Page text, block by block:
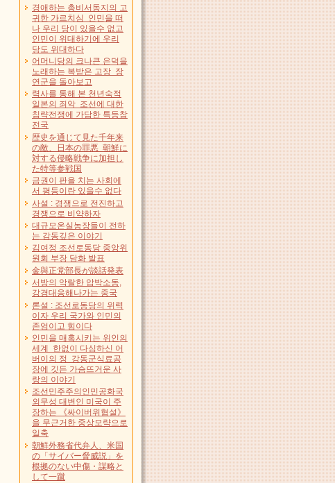
경애하는 총비서동지의 고
귀한 가르치심 인민을 떠
나 우리 당이 있을수 없고
인민이 위대하기에 우리
당도 위대하다
어머니당의 크나큰 은덕을
노래하는 복받은 고장 장
연군을 돌아보고
력사를 통해 본 천년숙적
일본의 죄악 조선에 대한
침략전쟁에 가담한 특등참
전국
歴史を通じて見た千年来
の敵、日本の罪悪 朝鮮に
対する侵略戦争に加担し
た特等参戦国
금권이 판을 치는 사회에
서 평등이란 있을수 없다
사설 : 경쟁으로 전진하고
경쟁으로 비약하자
대규모온실농장들이 전하
는 감동깊은 이야기
김여정 조선로동당 중앙위
원회 부장 담화 발표
金與正党部長が談話発表
서방의 악랄한 압박소동,
강경대응해나가는 중국
론설 : 조선로동당의 위력
이자 우리 국가와 인민의
존엄이고 힘이다
인민을 매혹시키는 위인의
세계 한없이 다심하신 어
버이의 정 강동군식료공
장에 깃든 가슴뜨거운 사
랑의 이야기
조선민주주의인민공화국
외무성 대변인 미국이 주
장하는 《싸이버위협설》
을 무근거한 중상모략으로
일축
朝鮮外務省代弁人、米国
の「サイバー脅威説」を
根拠のない中傷・謀略と
して一蹴